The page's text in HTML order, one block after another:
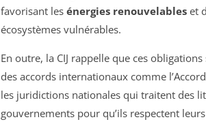
favorisant les énergies renouvelables et
écosystèmes vulnérables.
En outre, la CIJ rappelle que ces
des accords internationaux comme
les juridictions nationales qui traitent des
gouvernements pour qu’ils respectent